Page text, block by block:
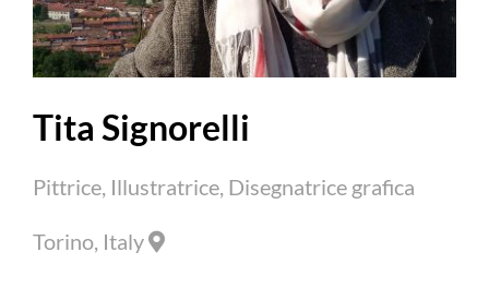
Tita Signorelli
Pittrice, Illustratrice, Disegnatrice grafica
Torino, Italy